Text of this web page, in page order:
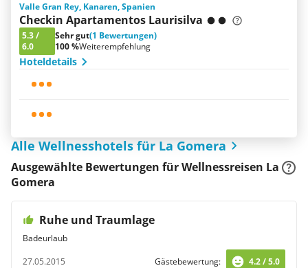
Valle Gran Rey, Kanaren, Spanien
Checkin Apartamentos Laurisilva
5.3/
6.0
Sehr gut(1 Bewertungen)
100 %Weiterempfehlung
Hoteldetails
Alle Wellnesshotels für La Gomera
Ausgewählte Bewertungen für Wellnessreisen La
Gomera
Ruhe und Traumlage
Badeurlaub
27.05.2015
Gästebewertung: 4.2 / 5.0